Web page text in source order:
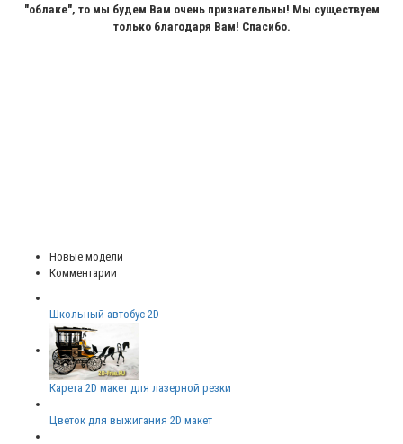
"облаке", то мы будем Вам очень признательны! Мы существуем
только благодаря Вам! Спасибо.
Новые модели
Комментарии
Школьный автобус 2D
Карета 2D макет для лазерной резки
Цветок для выжигания 2D макет